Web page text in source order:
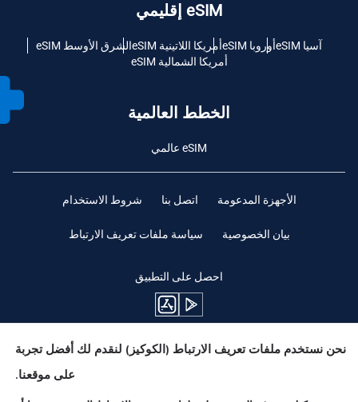
eSIM إقليمي
آسيا eSIM أوروبا eSIM أمريكا اللاتينية eSIM
الشرق الأوسط eSIM
أمريكا الشمالية eSIM
الخطط العالمية
eSIM عالمي
الأجهزة المدعومة اتصل بنا شروط الاستخدام
بيان الخصوصية سياسة ملفات تعريف الارتباط
احصل على التطبيق
ابقوا متابعين
نحن نستخدم ملفات تعريف الارتباط (الكوكيز) لنقدم لك أفضل تجربة
على موقعنا.